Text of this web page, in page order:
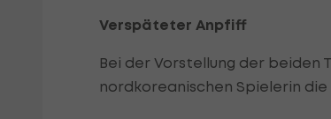
Verspäteter Anpfiff
Bei der Vorstellung der beiden
nordkoreanischen Spielerin